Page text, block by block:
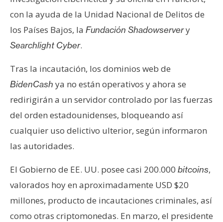
con la ayuda de la Unidad Nacional de Delitos de
los Países Bajos, la Fundación Shadowservery
Searchlight Cyber.
Tras la incautación, los dominios web de
BidenCash ya no están operativos y ahora se
redirigirán a un servidor controlado por las fuerzas
del orden estadounidenses, bloqueando así
cualquier uso delictivo ulterior, según informaron
las autoridades.
El Gobierno de EE. UU. posee casi 200.000 bitcoins,
valorados hoy en aproximadamente USD $20
millones, producto de incautaciones criminales, así
como otras criptomonedas. En marzo, el presidente